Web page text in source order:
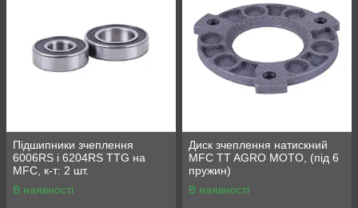
Підшипники зчеплення
6006RS і 6204RS TTG на
MFC, к-т: 2 шт.
В наявності
Диск зчеплення натискний
MFC TT AGRO MOTO, (під 6
пружин)
В наявності